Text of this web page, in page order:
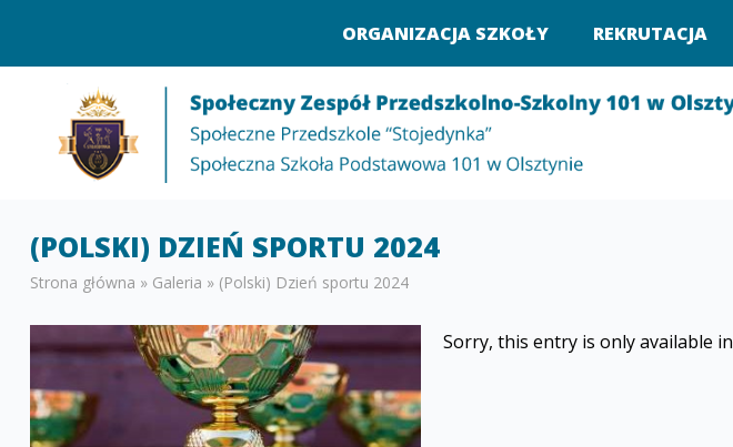
ORGANIZACJA SZKOŁY REKRUTACJA
(POLSKI) DZIEŃ SPORTU 2024
Strona główna » Galeria » (Polski) Dzień sportu 2024
Sorry, this entry is only available in